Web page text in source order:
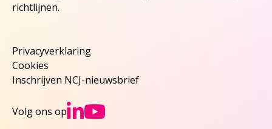
richtlijnen.
Privacyverklaring
Cookies
Inschrijven NCJ-nieuwsbrief
Volg ons op Ga naar NCJs